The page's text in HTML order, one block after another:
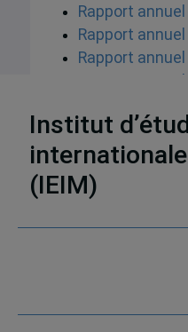
Rapport
Rapport
Rapport
Institut
(IEIM)